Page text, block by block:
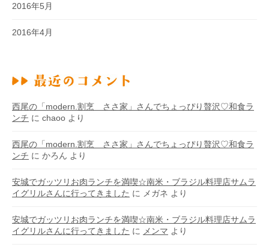
2016年5月
2016年4月
西尾の「modern.割烹 ささ家」さんでちょっぴり贅沢♡和食ラ
ンチ に chaoo より
西尾の「modern.割烹 ささ家」さんでちょっぴり贅沢♡和食ラ
ンチ に かろん より
安城でガッツリお肉ランチを満喫☆南米・ブラジル料理店サムラ
イグリルさんに行ってきました に メガネ より
安城でガッツリお肉ランチを満喫☆南米・ブラジル料理店サムラ
イグリルさんに行ってきました に メンマ より